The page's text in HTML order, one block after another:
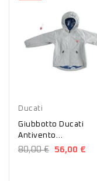
Ducati
Giubbotto Ducati
Antivento
Ragazzo/Bambino
80,00 € 56,00 €